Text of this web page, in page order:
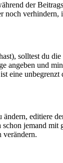
der
noch
solltest du die
angeben und
eine unbegrenzt
editiere
jemand mit
verändern.